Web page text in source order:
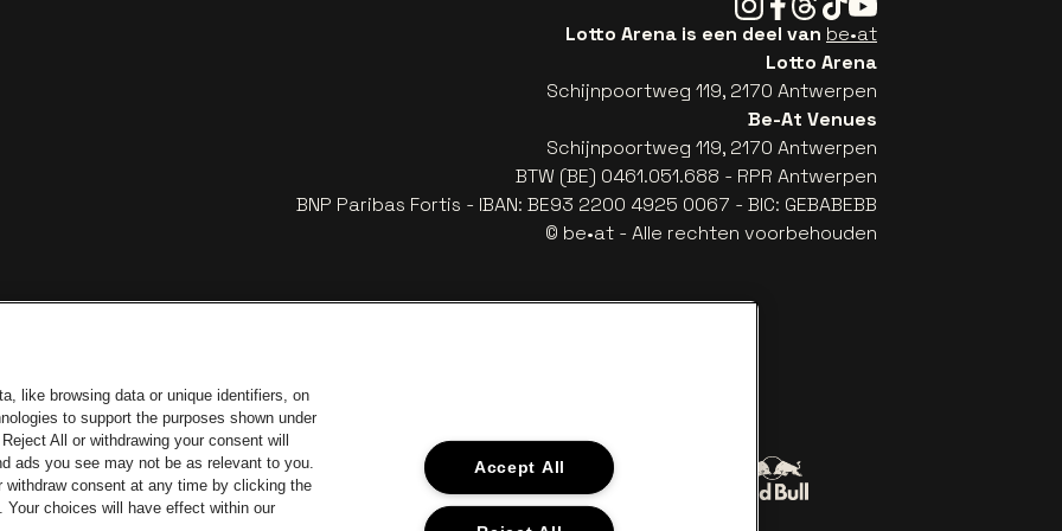
Lotto Arena is een deel van be•at
Lotto Arena
Schijnpoortweg 119, 2170 Antwerpen
Be-At Venues
Schijnpoortweg 119, 2170 Antwerpen
BTW (BE) 0461.051.688 - RPR Antwerpen
BNP Paribas Fortis - IBAN: BE93 2200 4925 0067 - BIC: GEBABEBB
© be•at - Alle rechten voorbehouden
Stad Antwerp
Ga naar de website van Europcar
like browsing data or unique identifiers, on
to support the purposes shown under
All or withdrawing your consent will
ads you see may not be as relevant to you.
consent at any time by clicking the
choices will have effect within our
Accept All